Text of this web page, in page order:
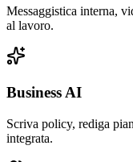
Messaggistica interna,
al lavoro.
Business AI
Scriva policy, rediga
integrata.